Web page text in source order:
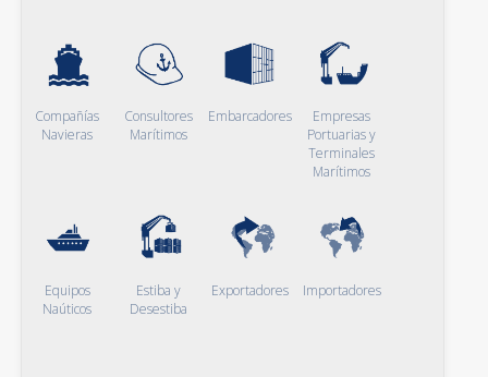
Compañías
Navieras
Consultores
Marítimos
Embarcadores
Empresas
Portuarias y
Terminales
Marítimos
Equipos
Naúticos
Estiba y
Desestiba
Exportadores Importadores